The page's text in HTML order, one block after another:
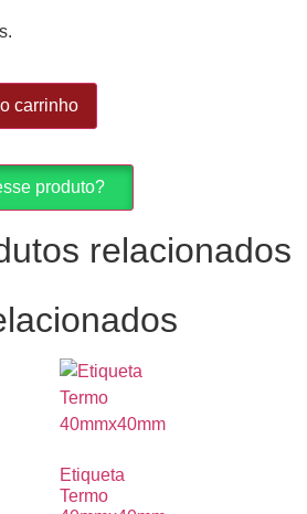
carrinho
produto?
relacionados
Etiqueta
Termo